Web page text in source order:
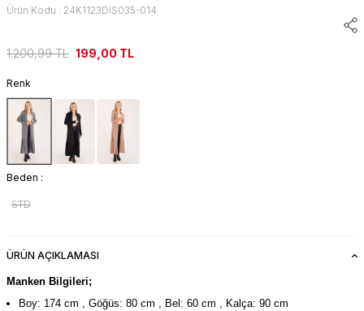
Ürün Kodu : 24K1123DIS035-014
1.200,99TL 199,00 TL
Renk
Beden :
STD
ÜRÜN AÇIKLAMASI
Manken Bilgileri;
Boy: 174 cm , Göğüs: 80 cm , Bel: 60 cm , Kalça: 90 cm